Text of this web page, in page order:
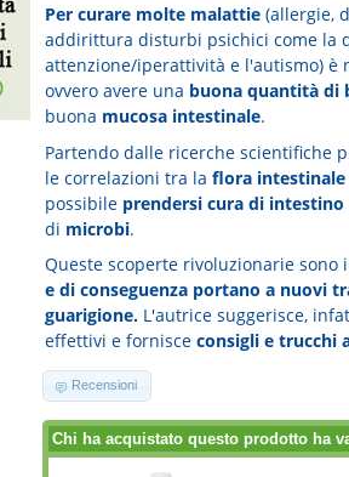
Per curare molte malattie (allergie,
addirittura disturbi psichici come la
attenzione/iperattività e l'autismo) è
ovvero avere una buona quantità di
buona mucosa intestinale.
Partendo dalle ricerche scientifiche
le correlazioni tra la flora intestinale
possibile prendersi cura di intestino
di microbi.
Queste scoperte rivoluzionarie
e di conseguenza portano a nuovi
guarigione. L'autrice suggerisce,
effettivi e fornisce consigli e trucchi
Recensioni
Chi ha acquistato questo prodotto ha